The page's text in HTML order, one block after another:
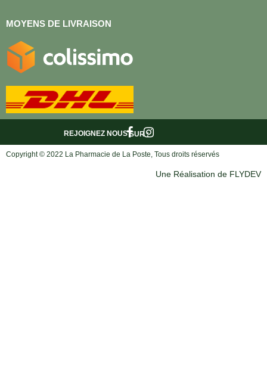
MOYENS DE LIVRAISON
SUR :
REJOIGNEZ NOUS
Copyright © 2022 La Pharmacie de La Poste, Tous droits réservés
Une Réalisation de FLYDEV